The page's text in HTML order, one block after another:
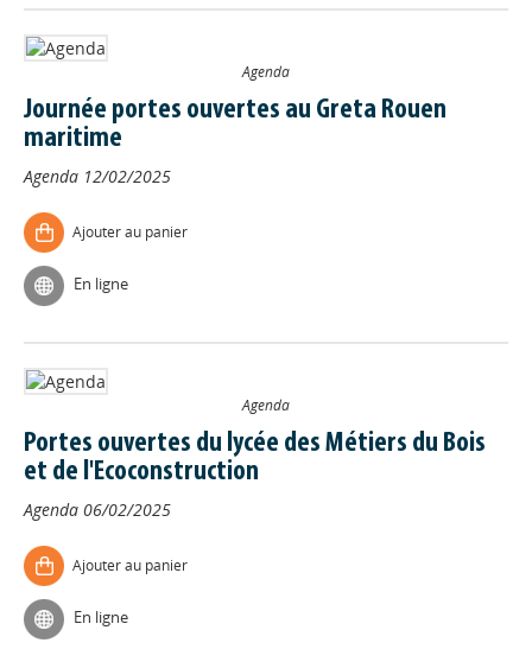
Agenda
Journée portes ouvertes au Greta Rouen
maritime
Agenda 12/02/2025
Ajouter au panier
En ligne
Agenda
Portes ouvertes du lycée des Métiers du Bois
et de l'Ecoconstruction
Agenda 06/02/2025
Ajouter au panier
En ligne